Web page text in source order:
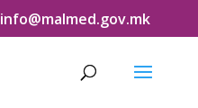
info@malmed.gov.mk